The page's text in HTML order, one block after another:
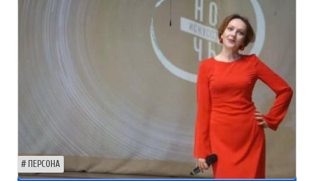
ПЕРСОНА